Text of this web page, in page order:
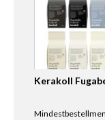
Kerakoll